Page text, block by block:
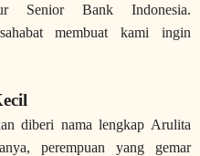
Senior Bank Indonesia.
membuat kami ingin
diberi nama lengkap Arulita
perempuan yang gemar